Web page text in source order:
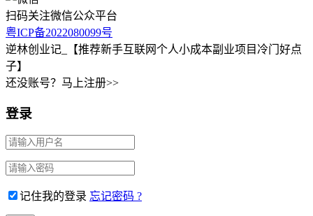
扫码关注微信公众平台
粤ICP备2022080099号
逆林创业记_【推荐新手互联网个人小成本副业项目冷门好点
子】
还没账号？马上注册>>
登录
记住我的登录 忘记密码 ?